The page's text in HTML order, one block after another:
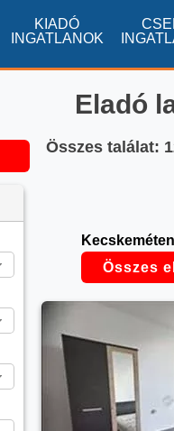
KIADÓ
INGATLANOK
Eladó
Összes találat:
Összes